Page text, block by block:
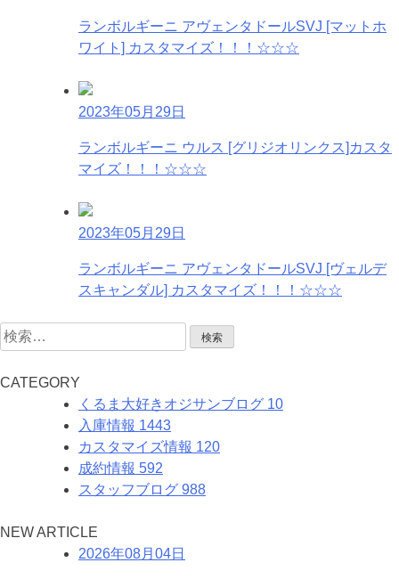
ランボルギーニ アヴェンタドールSVJ [マットホ
ワイト] カスタマイズ！！！☆☆☆
2023年05月29日
ランボルギーニ ウルス [グリジオリンクス]カスタ
マイズ！！！☆☆☆
2023年05月29日
ランボルギーニ アヴェンタドールSVJ [ヴェルデ
スキャンダル] カスタマイズ！！！☆☆☆
検
索:
CATEGORY
くるま大好きオジサンブログ 10
入庫情報 1443
カスタマイズ情報 120
成約情報 592
スタッフブログ 988
N EWARTICLE
2026年08月04日